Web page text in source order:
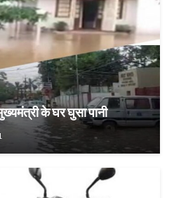
के घर घुसा पानी